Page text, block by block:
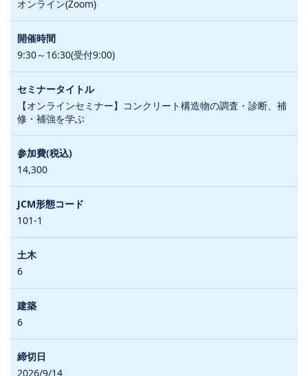
オンライン(Zoom)
9:30～16:30(受付9:00)
【オンラインセミナー】コンクリート構造物の調査・診断、補
修・補強を学ぶ
14,300
101-1
6
6
2026/9/14